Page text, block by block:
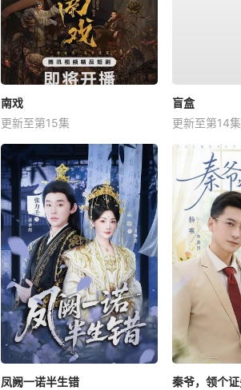
南戏
更新至第15集
盲盒
更新至第14集
凤阙一诺半生错
秦爷，领个